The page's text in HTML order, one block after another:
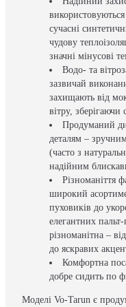
сучасні
чудову
значні мінусові
Водо- та
зазвичай
захищають від
вітру, зберігаючи
Продуманий
деталям –
(часто з
надійним
Різноманіття
широкий
пуховиків до
елегантних
різноманітна –
до яскравих
Комфортна
добре сидить по
Моделі Vo-Tarun є